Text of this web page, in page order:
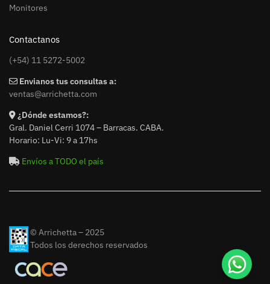
Monitores
Contactanos
(+54) 11 5272-5002
Envianos tus consultas a:
ventas@arrichetta.com
¿Dónde estamos?:
Gral. Daniel Cerri 1074 – Barracas. CABA.
Horario: Lu-Vi: 9 a 17hs
Envíos a TODO el país
© Arrichetta – 2025
Todos los derechos reservados